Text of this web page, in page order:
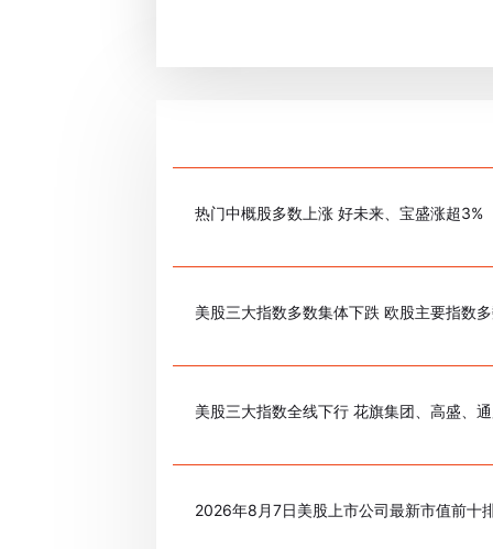
热门中概股多数上涨 好未来、宝盛涨超3%
美股三大指数多数集体下跌 欧股主要指数
美股三大指数全线下行 花旗集团、高盛、
2026年8月7日美股上市公司最新市值前十